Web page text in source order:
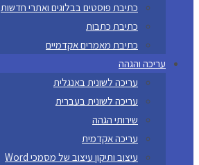
כתיבת פוסטים בבלוגים ואתרי חדשות
כתיבת כתבות
כתיבת מאמרים אקדמיים
עריכה והגהה
עריכה לשונית באנגלית
עריכה לשונית בעברית
שירותי הגהה
עריכה אקדמית
עיצוב ותיקון עיצוב של מסמכי Word